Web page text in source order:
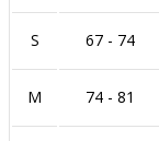
S 67 - 74
M 74 - 81